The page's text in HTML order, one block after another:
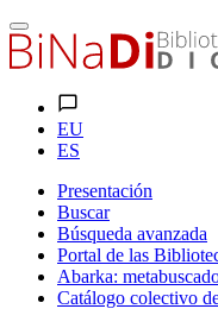
EU
ES
Presentación
Buscar
Búsqueda avanzada
Portal de las
Abarka:
Catálogo colectivo